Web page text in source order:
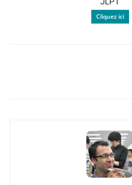
Cliquez ici